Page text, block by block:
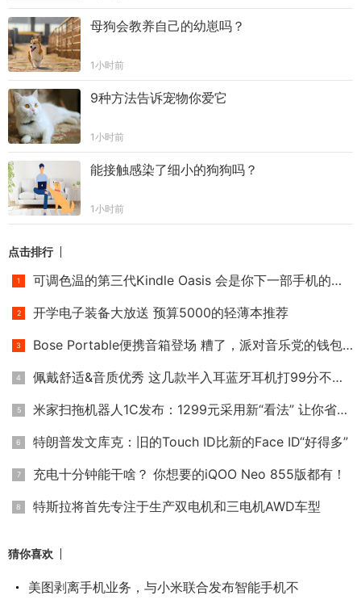
母狗会教养自己的幼崽吗？
1小时前
9种方法告诉宠物你爱它
1小时前
能接触感染了细小的狗狗吗？
1小时前
点击排行
可调色温的第三代Kindle Oasis 会是你下一部手机的选择吗？
开学电子装备大放送 预算5000的轻薄本推荐
Bose Portable便携音箱登场 糟了，派对音乐党的钱包不保！
佩戴舒适&音质优秀 这几款半入耳蓝牙耳机打99分不过分！
米家扫拖机器人1C发布：1299元采用新“看法” 让你省时省力又省
特朗普发文库克：旧的Touch ID比新的Face ID“好得多”
充电十分钟能干啥？ 你想要的iQOO Neo 855版都有！
特斯拉将首先专注于生产双电机和三电机AWD车型
猜你喜欢
美图剥离手机业务，与小米联合发布智能手机不